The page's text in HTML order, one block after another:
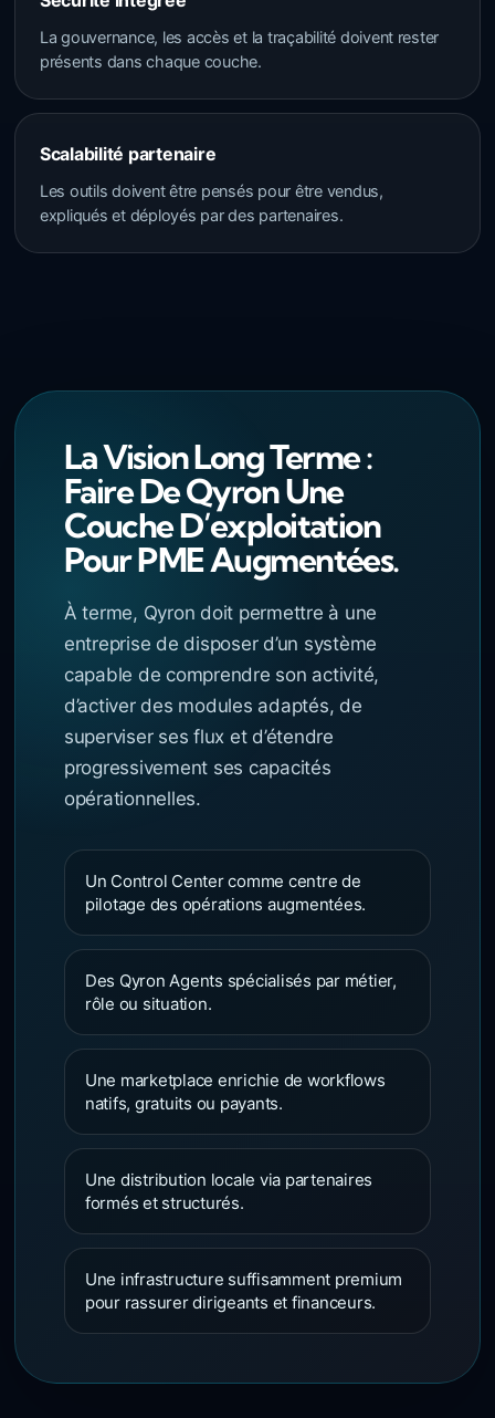
La gouvernance, les accès et la traçabilité doivent rester
présents dans chaque couche.
Scalabilité partenaire
Les outils doivent être pensés pour être vendus,
expliqués et déployés par des partenaires.
La Vision Long Terme :
Faire De Qyron Une
Couche D’exploitation
Pour PME Augmentées.
À terme, Qyron doit permettre à une
entreprise de disposer d’un système
capable de comprendre son activité,
d’activer des modules adaptés, de
superviser ses flux et d’étendre
progressivement ses capacités
opérationnelles.
Un Control Center comme centre de
pilotage des opérations augmentées.
Des Qyron Agents spécialisés par métier,
rôle ou situation.
Une marketplace enrichie de workflows
natifs, gratuits ou payants.
Une distribution locale via partenaires
formés et structurés.
Une infrastructure suffisamment premium
pour rassurer dirigeants et financeurs.